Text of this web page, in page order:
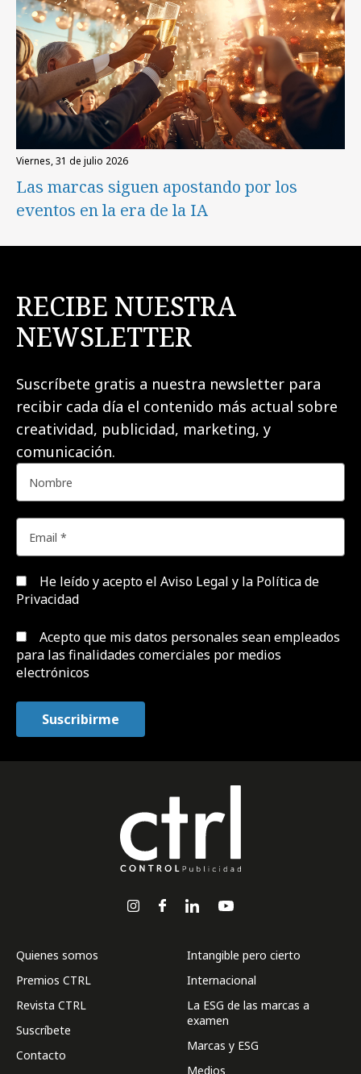
viernes, 31 de julio 2026
Las marcas siguen apostando por los
eventos en la era de la IA
RECIBE NUESTRA
NEWSLETTER
Suscríbete gratis a nuestra newsletter para
recibir cada día el contenido más actual sobre
creatividad, publicidad, marketing, y
comunicación.
He leído y acepto el Aviso Legal y la Política de
Privacidad
Acepto que mis datos personales sean empleados
para las finalidades comerciales por medios
electrónicos
Quienes somos
Premios CTRL
Revista CTRL
Suscríbete
Contacto
Intangible pero cierto
Internacional
La ESG de las marcas a
examen
Marcas y ESG
Medios